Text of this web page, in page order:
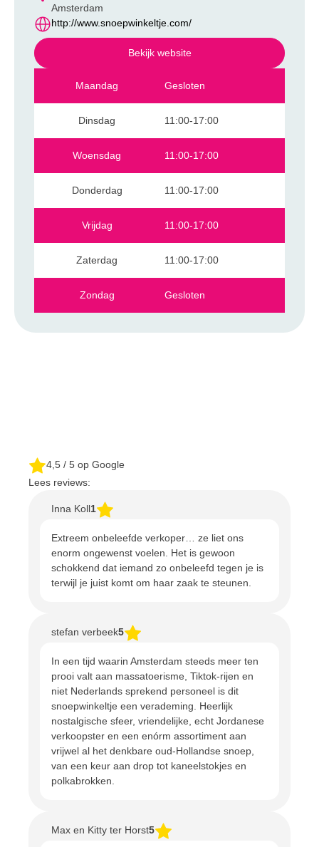
Amsterdam
http://www.snoepwinkeltje.com/
Bekijk website
Maandag Gesloten
Dinsdag 11:00-17:00
Woensdag 11:00-17:00
Donderdag 11:00-17:00
Vrijdag 11:00-17:00
Zaterdag 11:00-17:00
Zondag Gesloten
4,5 / 5 op Google
Lees reviews:
Inna Koll1
Extreem onbeleefde verkoper… ze liet ons
enorm ongewenst voelen. Het is gewoon
schokkend dat iemand zo onbeleefd tegen je is
terwijl je juist komt om haar zaak te steunen.
stefan verbeek5
In een tijd waarin Amsterdam steeds meer ten
prooi valt aan massatoerisme, Tiktok-rijen en
niet Nederlands sprekend personeel is dit
snoepwinkeltje een verademing. Heerlijk
nostalgische sfeer, vriendelijke, echt Jordanese
verkoopster en een enórm assortiment aan
vrijwel al het denkbare oud-Hollandse snoep,
van een keur aan drop tot kaneelstokjes en
polkabrokken.
Max en Kitty ter Horst5